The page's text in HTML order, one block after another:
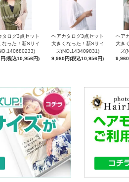
タログ3点セット
なった！新Sサイ
(税込10,956円)
ヘアカタログ3点セット
大きくなった！新Sサイ
ズ(NO,143409831)
9,960円(税込10,956円)
ヘア
大き
ズ